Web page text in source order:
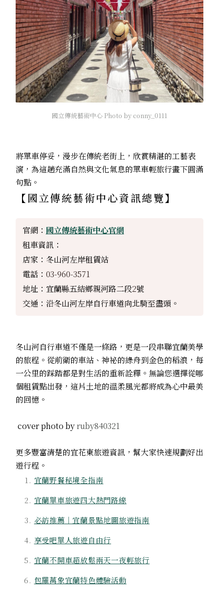
國立傳統藝術中心 Photo by conny_0111
將單車停妥，漫步在傳統老街上，欣賞精湛的工藝表
演，為這趟充滿自然與文化氣息的單車輕旅行畫下圓滿
句點。
【國立傳統藝術中心資訊總覽】
官網： 國立傳統藝術中心官網
租車資訊：
店家：冬山河左岸租賃站
電話： 03-960-3571
地址：宜蘭縣五結鄉親河路二段2號
交通：沿冬山河左岸自行車道向北騎至盡頭。
冬山河自行車道不僅是一條路，更是一段串聯宜蘭美學
的旅程。從前衛的車站、神祕的綠舟到金色的稻浪，每
一公里的踩踏都是對生活的重新詮釋。無論您選擇從哪
個租賃點出發，這片土地的溫柔風光都將成為心中最美
的回憶。
cover photo byruby840321
更多豐富清楚的宜花東旅遊資訊，幫大家快速規劃好出
遊行程。
宜蘭野餐秘境全指南
宜蘭單車旅遊四大熱門路線
必訪推薦｜宜蘭景點地圖旅遊指南
享受吧單人旅遊自由行
宜蘭不開車超放鬆兩天一夜輕旅行
包羅萬象宜蘭特色體驗活動